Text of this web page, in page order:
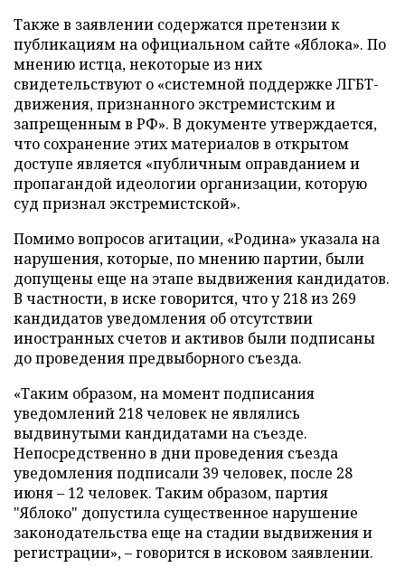
Также в заявлении содержатся претензии к
публикациям на официальном сайте «Яблока». По
мнению истца, некоторые из них
свидетельствуют о «системной поддержке ЛГБТ-
движения, признанного экстремистским и
запрещенным в РФ». В документе утверждается,
что сохранение этих материалов в открытом
доступе является «публичным оправданием и
пропагандой идеологии организации, которую
суд признал экстремистской».
Помимо вопросов агитации, «Родина» указала на
нарушения, которые, по мнению партии, были
допущены еще на этапе выдвижения кандидатов.
В частности, в иске говорится, что у 218 из 269
кандидатов уведомления об отсутствии
иностранных счетов и активов были подписаны
до проведения предвыборного съезда.
«Таким образом, на момент подписания
уведомлений 218 человек не являлись
выдвинутыми кандидатами на съезде.
Непосредственно в дни проведения съезда
уведомления подписали 39 человек, после 28
июня – 12 человек. Таким образом, партия
"Яблоко" допустила существенное нарушение
законодательства еще на стадии выдвижения и
регистрации», – говорится в исковом заявлении.